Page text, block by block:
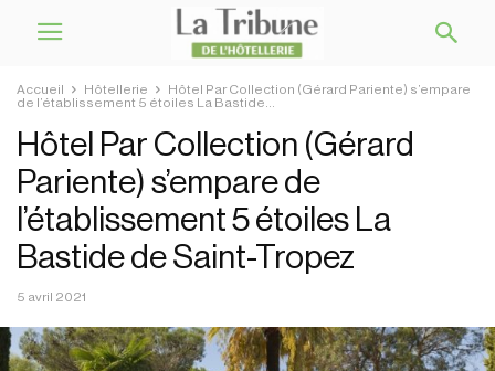
Accueil Hôtellerie
Hôtel Par Collection (Gérard Pariente) s’empare
de l’établissement 5 étoiles La Bastide...
Hôtel Par Collection (Gérard
Pariente) s’empare de
l’établissement 5 étoiles La
Bastide de Saint-Tropez
5 avril 2021